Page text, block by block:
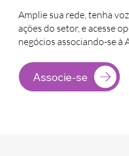
Amplie sua rede, tenha
ações do setor, e acesse
negócios associando-se à
Associe-se